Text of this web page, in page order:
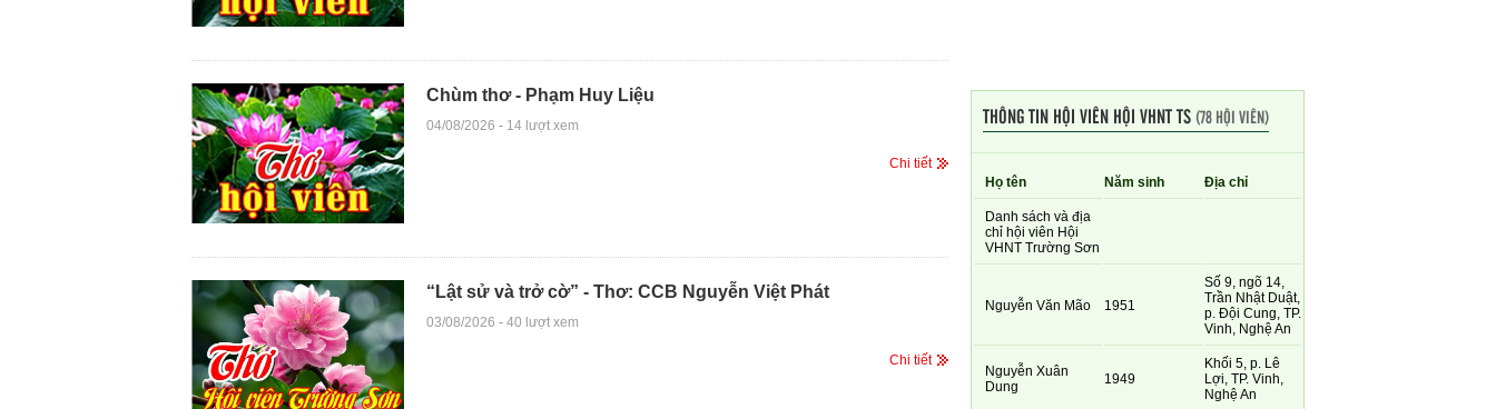
Chùm thơ - Phạm Huy Liệu
04/08/2026 - 14 lượt xem
Chi tiết
“Lật sử và trở cờ” - Thơ: CCB Nguyễn Việt Phát
03/08/2026 - 40 lượt xem
Chi tiết
THÔNG TIN HỘI VIÊN HỘI VHNT TS(78 HỘI VIÊN)
Họ tên Năm sinh Địa chỉ
Danh sách và địa
chỉ hội viên Hội
VHNT Trường Sơn
Nguyễn Văn Mão 1951
Số 9, ngõ 14,
Trần Nhật Duật,
p. Đội Cung, TP.
Vinh, Nghệ An
Nguyễn Xuân
Dung
1949
Khối 5, p. Lê
Lợi, TP. Vinh,
Nghệ An